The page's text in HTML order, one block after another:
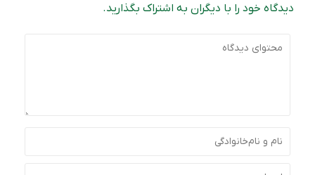
دیدگاه خود را با دیگران به اشتراک بگذارید.